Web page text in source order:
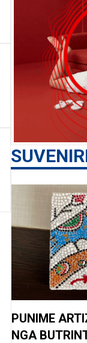
PUNIME
NGA